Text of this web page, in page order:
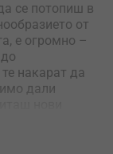
се потопиш в
от
е огромно –
до
накарат да
дали